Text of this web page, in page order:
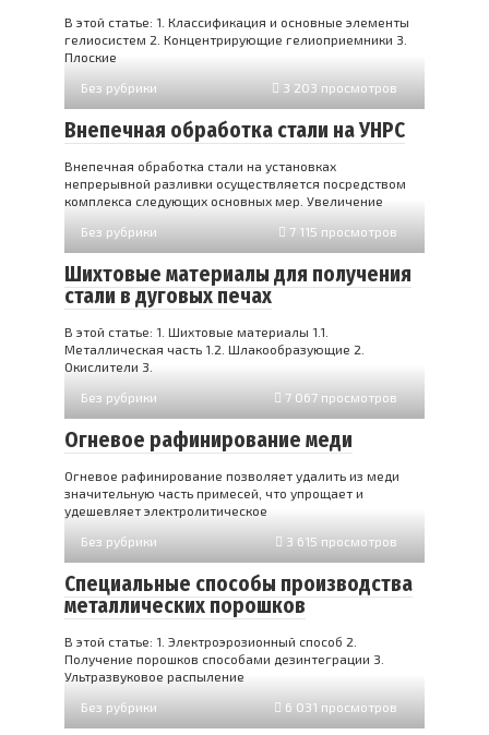
В этой статье: 1. Классификация и основные элементы
гелиосистем 2. Концентрирующие гелиоприемники 3.
Плоские
Без рубрики
3 203 просмотров
Внепечная обработка стали на УНРС
Внепечная обработка стали на установках
непрерывной разливки осуществляется посредством
комплекса следующих основных мер. Увеличение
Без рубрики
7 115 просмотров
Шихтовые материалы для получения
стали в дуговых печах
В этой статье: 1. Шихтовые материалы 1.1.
Металлическая часть 1.2. Шлакообразующие 2.
Окислители 3.
Без рубрики
7 067 просмотров
Огневое рафинирование меди
Огневое рафинирование позволяет удалить из меди
значительную часть примесей, что упрощает и
удешевляет электролитическое
Без рубрики
3 615 просмотров
Специальные способы производства
металлических порошков
В этой статье: 1. Электроэрозионный способ 2.
Получение порошков способами дезинтеграции 3.
Ультразвуковое распыление
Без рубрики
6 031 просмотров